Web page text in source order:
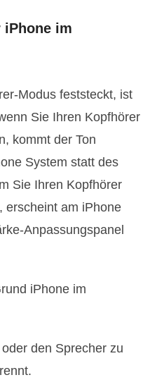
iPhone im
Modus feststeckt, ist
Sie Ihren Kopfhörer
kommt der Ton
System statt des
Sie Ihren Kopfhörer
erscheint am iPhone
Anpassungspanel
iPhone im
den Sprecher zu